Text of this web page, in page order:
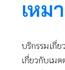
เหม
บริกรรมเกี่ย
เกี่ยวกับเม